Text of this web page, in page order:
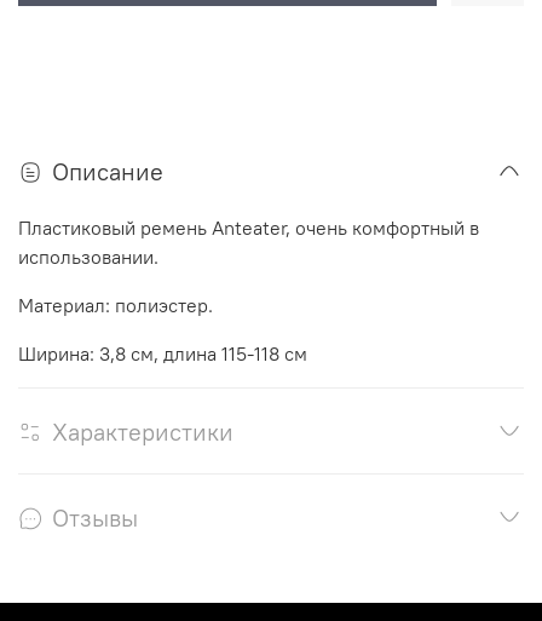
Описание
Пластиковый ремень Anteater, очень комфортный в
использовании.
Материал: полиэстер.
Ширина: 3,8 см, длина 115-118 см
Характеристики
Отзывы